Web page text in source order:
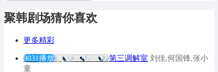
聚韩剧场猜你喜欢
更多精彩
9031播放 更新202600417 第三调解室 刘佳,何国锋,张小
童